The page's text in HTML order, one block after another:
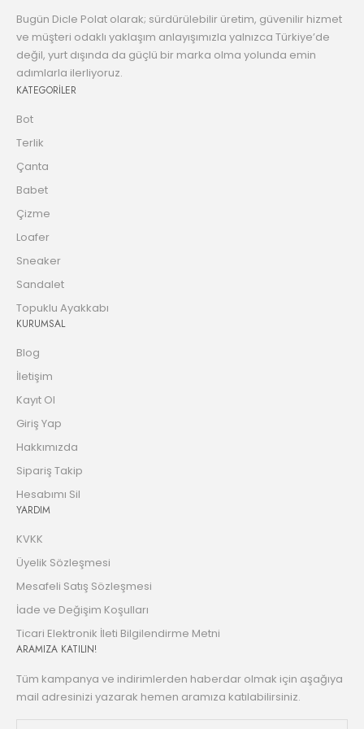
Bugün Dicle Polat olarak; sürdürülebilir üretim, güvenilir hizmet
ve müşteri odaklı yaklaşım anlayışımızla yalnızca Türkiye’de
değil, yurt dışında da güçlü bir marka olma yolunda emin
adımlarla ilerliyoruz.
KATEGORİLER
Bot
Terlik
Çanta
Babet
Çizme
Loafer
Sneaker
Sandalet
Topuklu Ayakkabı
KURUMSAL
Blog
İletişim
Kayıt Ol
Giriş Yap
Hakkımızda
Sipariş Takip
Hesabımı Sil
YARDIM
KVKK
Üyelik Sözleşmesi
Mesafeli Satış Sözleşmesi
İade ve Değişim Koşulları
Ticari Elektronik İleti Bilgilendirme Metni
ARAMIZA KATILIN!
Tüm kampanya ve indirimlerden haberdar olmak için aşağıya
mail adresinizi yazarak hemen aramıza katılabilirsiniz.